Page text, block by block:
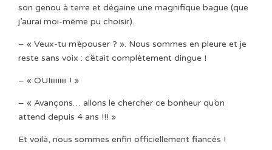
son genou à terre et dégaine une magnifique bague (que
j’aurai moi-même pu choisir).
– « Veux-tu m’épouser ? ». Nous sommes en pleure et je
reste sans voix : c’était complètement dingue !
– « OUIiiiiiiiii ! »
– « Avançons… allons le chercher ce bonheur qu’on
attend depuis 4 ans !!! »
Et voilà, nous sommes enfin officiellement fiancés !